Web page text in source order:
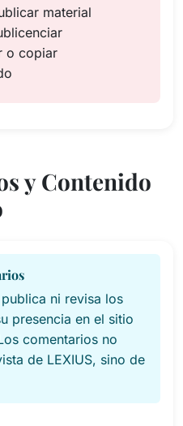
material
o copiar
y Contenido
ni revisa los
presencia en el sitio
comentarios no
de LEXIUS, sino de